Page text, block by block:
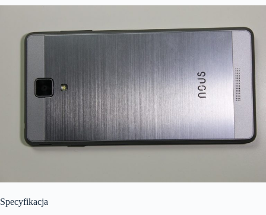
Specyfikacja